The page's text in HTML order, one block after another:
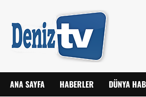
ANA SAYFA HABERLER DÜNYA